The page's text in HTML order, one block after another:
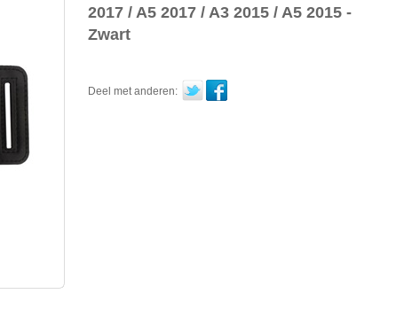
2017 / A5 2017 / A3 2015 / A5 2015 -
Zwart
Deel met anderen: